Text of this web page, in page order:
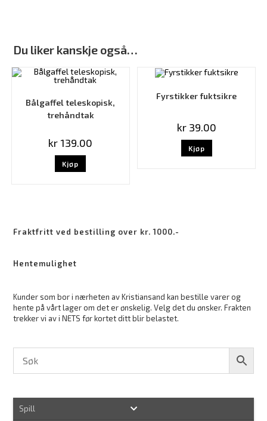
Du liker kanskje også…
Bålgaffel teleskopisk,
trehåndtak
kr 139.00
Kjøp
Fyrstikker fuktsikre
kr39.00
Kjøp
Fraktfritt ved bestilling over kr. 1000.-
Hentemulighet
Kunder som bor i nærheten av Kristiansand kan bestille varer og
hente på vårt lager om det er ønskelig. Velg det du ønsker. Frakten
trekker vi av i NETS før kortet ditt blir belastet.
Spill